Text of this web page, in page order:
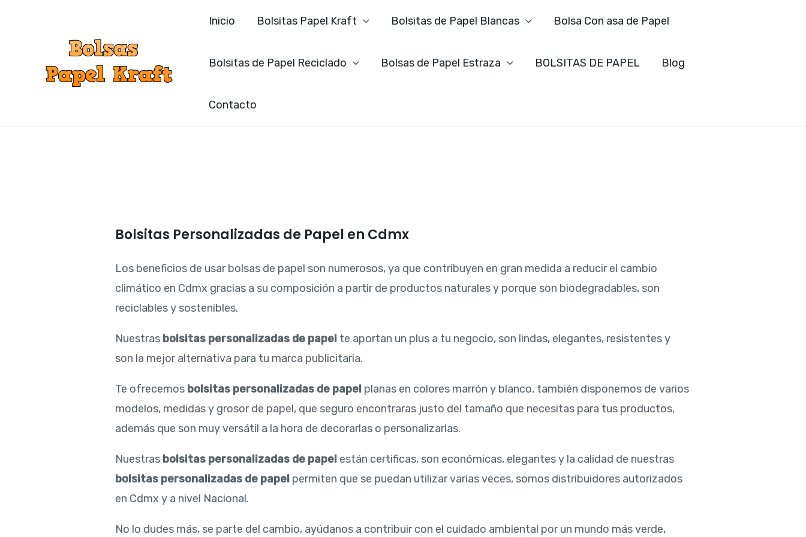
Inicio Bolsitas Papel Kraft Bolsitas de Papel Blancas Bolsa Con asa de Papel
Bolsitas de Papel Reciclado Bolsas de Papel Estraza BOLSITAS DE PAPEL Blog
Contacto
Bolsitas Personalizadas de Papel en Cdmx
Los beneficios de usar bolsas de papel son numerosos, ya que contribuyen en gran medida a reducir el cambio
climático en Cdmx gracias a su composición a partir de productos naturales y porque son biodegradables, son
reciclables y sostenibles.
Nuestras bolsitas personalizadas de papel te aportan un plus a tu negocio, son lindas, elegantes, resistentes y
son la mejor alternativa para tu marca publicitaria.
Te ofrecemos bolsitas personalizadas de papel planas en colores marrón y blanco, también disponemos de varios
modelos, medidas y grosor de papel, que seguro encontraras justo del tamaño que necesitas para tus productos,
además que son muy versátil a la hora de decorarlas o personalizarlas.
Nuestras bolsitas personalizadas de papel están certificas, son económicas, elegantes y la calidad de nuestras
bolsitas personalizadas de papel permiten que se puedan utilizar varias veces, somos distribuidores autorizados
en Cdmx y a nivel Nacional.
No lo dudes más, se parte del cambio, ayúdanos a contribuir con el cuidado ambiental por un mundo más verde,